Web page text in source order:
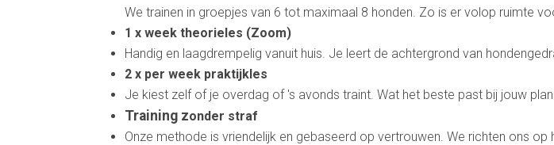
We trainen in groepjes van 6 tot maximaal 8 honden. Zo is er volop ruimte
1 x week theorieles (Zoom)
Handig en laagdrempelig vanuit huis. Je leert de achtergrond van
2 x per week praktijkles
Je kiest zelf of je overdag of 's avonds traint. Wat het beste past bij jouw
Training zonder straf
Onze methode is vriendelijk en gebaseerd op vertrouwen. We richten ons